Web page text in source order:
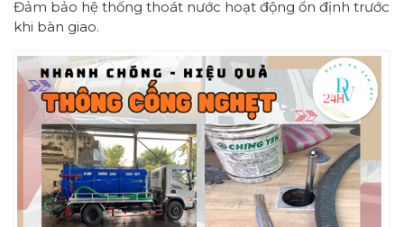
Đảm bảo hệ thống thoát nước hoạt động ổn định trước
khi bàn giao.